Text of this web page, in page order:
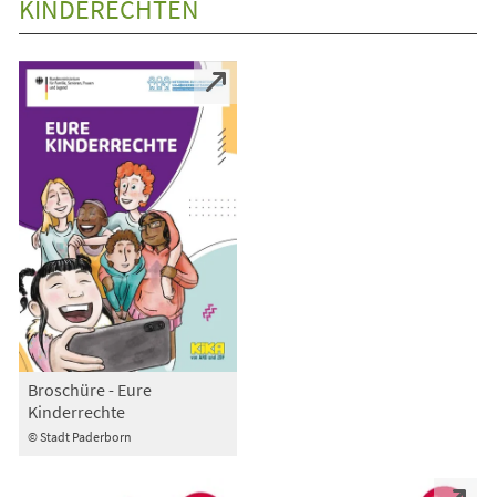
KINDERECHTEN
© Stadt Paderborn
Broschüre - Eure
Kinderrechte